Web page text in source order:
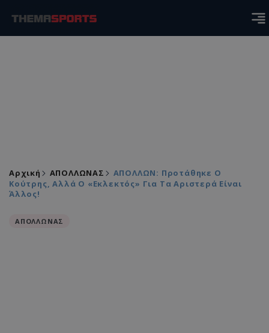
Αρχική ΑΠΟΛΛΩΝΑΣ
ΑΠΟΛΛΩΝ: Προτάθηκε Ο
Κούτρης, Αλλά Ο «εκλεκτός» Για Τα Αριστερά Είναι
Άλλος!
ΑΠΟΛΛΩΝΑΣ